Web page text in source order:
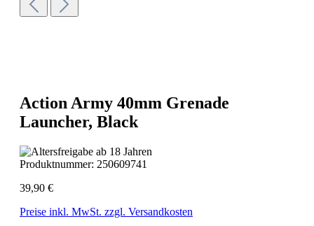
Action Army 40mm Grenade
Launcher, Black
Produktnummer: 250609741
39,90 €
Preise inkl. MwSt. zzgl. Versandkosten